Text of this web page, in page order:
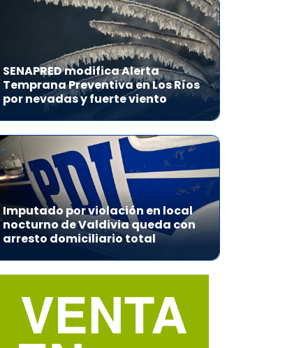
SENAPRED modifica Alerta
Temprana Preventiva en Los Ríos
por nevadas y fuerte viento
Imputado por violación en local
nocturno de Valdivia queda con
arresto domiciliario total